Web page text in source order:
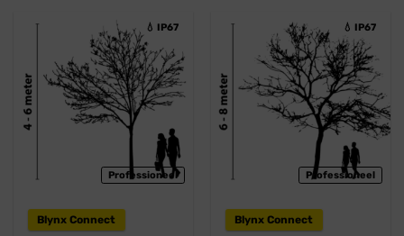
💧 IP67
Professioneel
Blynx Connect
💧 IP67
Professioneel
Blynx Connect